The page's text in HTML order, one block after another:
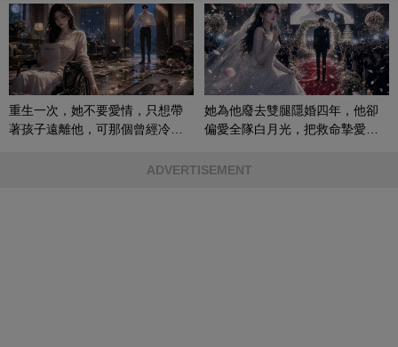
重生一次，她不要愛情，只想帶
著孩子遠離他，可那個曾經冷漠
她為他廢去雙腿隱婚四年，他卻
偏愛全隊白月光，把救命摯愛當
ADVERTISEMENT